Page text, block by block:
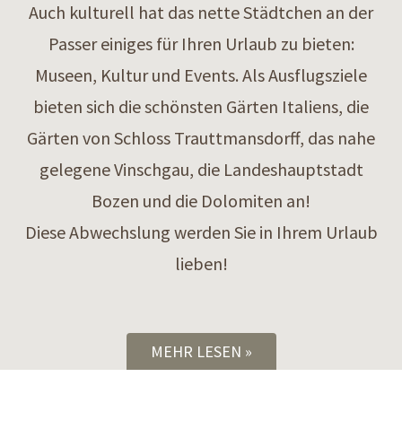
Auch kulturell hat das nette Städtchen an der
Passer einiges für Ihren Urlaub zu bieten:
Museen, Kultur und Events. Als Ausflugsziele
bieten sich die schönsten Gärten Italiens, die
Gärten von Schloss Trauttmansdorff, das nahe
gelegene Vinschgau, die Landeshauptstadt
Bozen und die Dolomiten an!
Diese Abwechslung werden Sie in Ihrem Urlaub
lieben!
MEHR LESEN